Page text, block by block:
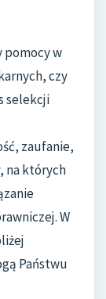
pomocy w
czy
selekcji
zaufanie,
na których
W
Państwu